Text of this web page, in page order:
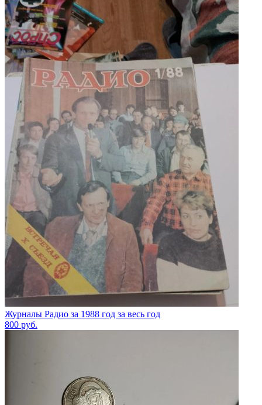
Журналы Радио за 1988 год за весь год
800 руб.